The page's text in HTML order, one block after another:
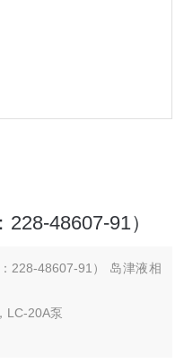
48607-91）
228-48607-91） 岛津液相
LC-20A泵